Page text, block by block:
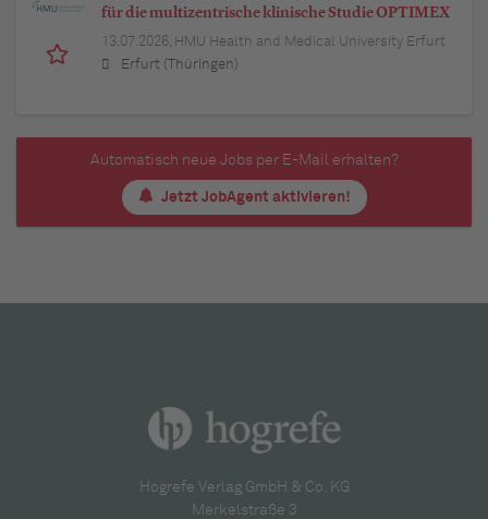
für die multizentrische klinische Studie OPTIMEX
13.07.2026, HMU Health and Medical University Erfurt
Erfurt (Thüringen)
Automatisch neue Jobs per E-Mail erhalten?
Jetzt JobAgent aktivieren!
Hogrefe Verlag GmbH & Co. KG
Merkelstraße 3